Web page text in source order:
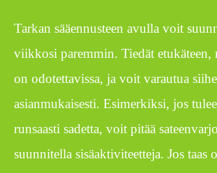
Tarkan sääennusteen avulla voit
viikkosi paremmin. Tiedät etukäteen,
on odotettavissa, ja voit varautua
asianmukaisesti. Esimerkiksi, jos
runsaasti sadetta, voit pitää
suunnitella sisäaktiviteetteja. Jos taas